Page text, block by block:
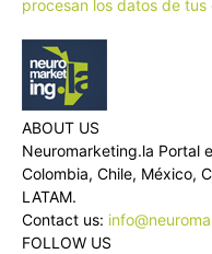
procesan los datos de tus
ABOUT US
Neuromarketing.la Portal
Colombia, Chile, México,
LATAM.
Contact us:
FOLLOW US